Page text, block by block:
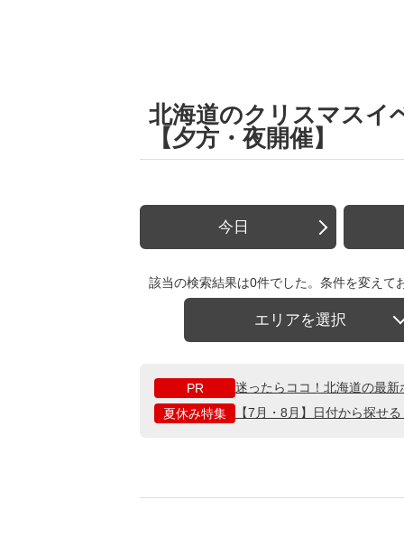
北海道のクリスマスイ
【夕方・夜開催】
今日
該当の検索結果は0件でした。条件を変えて
エリアを選択
PR
迷ったらココ！北海道の最
夏休み特集
【7月・8月】日付から探せ